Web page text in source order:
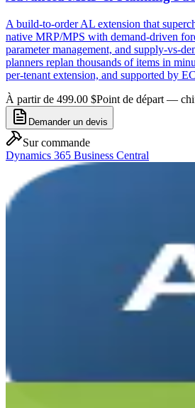
A build-to-order AL extension that
native MRP/MPS with demand-driven
parameter management, and supply-vs-
planners replan thousands of items in
per-tenant extension, and supported by
À partir de 499.00 $Point de départ —
Demander un devis
Sur commande
Dynamics 365 Business Central